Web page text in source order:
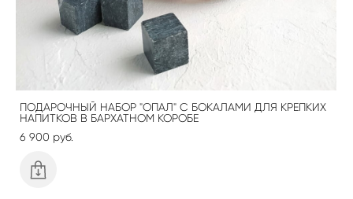
ПОДАРОЧНЫЙ НАБОР "ОПАЛ" С БОКАЛАМИ ДЛЯ КРЕПКИХ
НАПИТКОВ В БАРХАТНОМ КОРОБЕ
6 900 pуб.